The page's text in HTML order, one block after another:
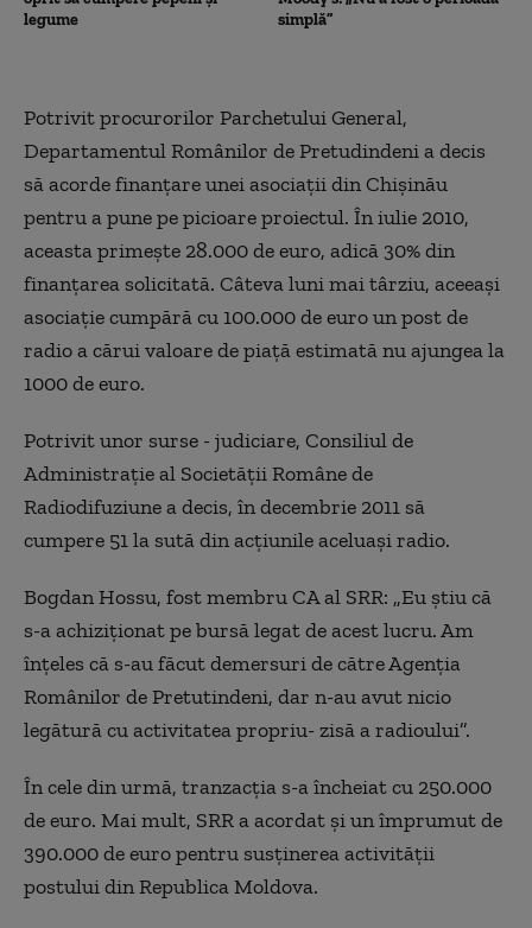
legume
simplă”
Potrivit procurorilor Parchetului General,
Departamentul Românilor de Pretudindeni a decis
să acorde finanţare unei asociaţii din Chişinău
pentru a pune pe picioare proiectul. În iulie 2010,
aceasta primeşte 28.000 de euro, adică 30% din
finanţarea solicitată. Câteva luni mai târziu, aceeaşi
asociaţie cumpără cu 100.000 de euro un post de
radio a cărui valoare de piaţă estimată nu ajungea la
1000 de euro.
Potrivit unor surse - judiciare, Consiliul de
Administraţie al Societăţii Române de
Radiodifuziune a decis, în decembrie 2011 să
cumpere 51 la sută din acţiunile aceluaşi radio.
Bogdan Hossu, fost membru CA al SRR: „Eu ştiu că
s-a achiziţionat pe bursă legat de acest lucru. Am
înţeles că s-au făcut demersuri de către Agenţia
Românilor de Pretutindeni, dar n-au avut nicio
legătură cu activitatea propriu- zisă a radioului”.
În cele din urmă, tranzacţia s-a încheiat cu 250.000
de euro. Mai mult, SRR a acordat şi un împrumut de
390.000 de euro pentru susţinerea activităţii
postului din Republica Moldova.